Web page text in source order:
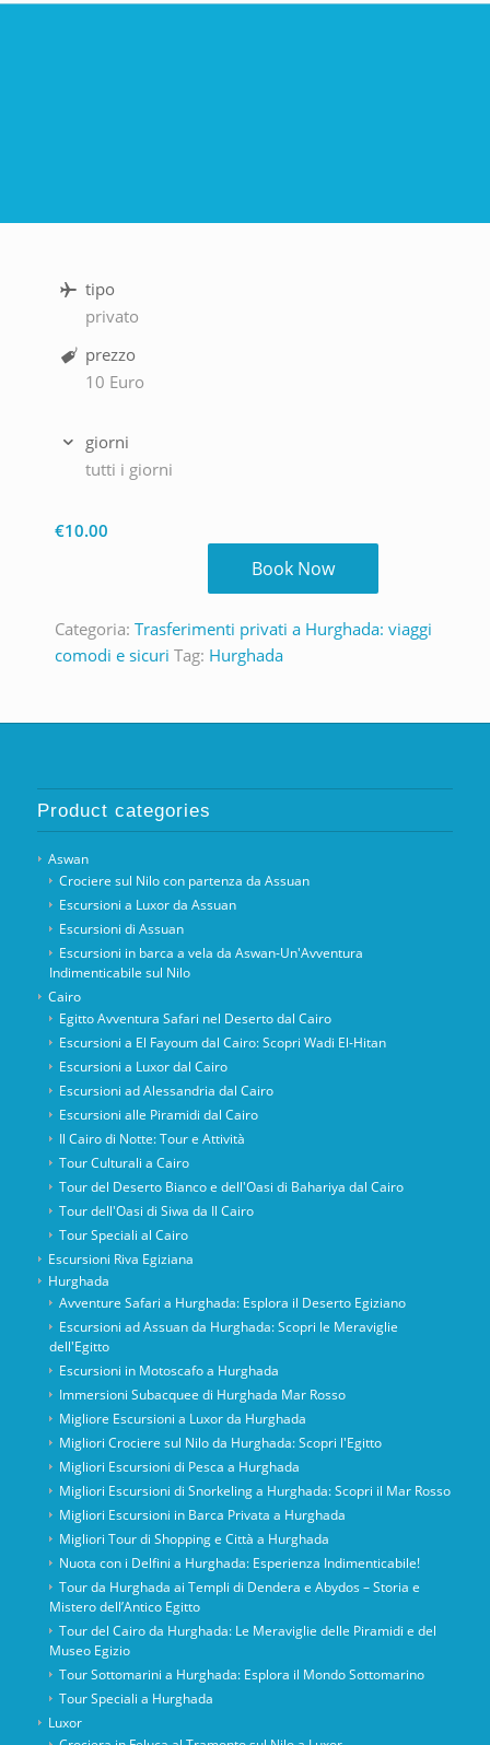
tipo
privato
prezzo
10 Euro
giorni
tutti i giorni
€10.00
Book Now
Categoria: Trasferimenti privati ​​a Hurghada: viaggi
comodi e sicuri Tag: Hurghada
Product categories
Aswan
Crociere sul Nilo con partenza da Assuan
Escursioni a Luxor da Assuan
Escursioni di Assuan
Escursioni in barca a vela da Aswan-Un'Avventura
Indimenticabile sul Nilo
Cairo
Egitto Avventura Safari nel Deserto dal Cairo
Escursioni a El Fayoum dal Cairo: Scopri Wadi El-Hitan
Escursioni a Luxor dal Cairo
Escursioni ad Alessandria dal Cairo
Escursioni alle Piramidi dal Cairo
Il Cairo di Notte: Tour e Attività
Tour Culturali a Cairo
Tour del Deserto Bianco e dell'Oasi di Bahariya dal Cairo
Tour dell'Oasi di Siwa da Il Cairo
Tour Speciali al Cairo
Escursioni Riva Egiziana
Hurghada
Avventure Safari a Hurghada: Esplora il Deserto Egiziano
Escursioni ad Assuan da Hurghada: Scopri le Meraviglie
dell'Egitto
Escursioni in Motoscafo a Hurghada
Immersioni Subacquee di Hurghada Mar Rosso
Migliore Escursioni a Luxor da Hurghada
Migliori Crociere sul Nilo da Hurghada: Scopri l'Egitto
Migliori Escursioni di Pesca a Hurghada
Migliori Escursioni di Snorkeling a Hurghada: Scopri il Mar Rosso
Migliori Escursioni in Barca Privata a Hurghada
Migliori Tour di Shopping e Città a Hurghada
Nuota con i Delfini a Hurghada: Esperienza Indimenticabile!
Tour da Hurghada ai Templi di Dendera e Abydos – Storia e
Mistero dell’Antico Egitto
Tour del Cairo da Hurghada: Le Meraviglie delle Piramidi e del
Museo Egizio
Tour Sottomarini a Hurghada: Esplora il Mondo Sottomarino
Tour Speciali a Hurghada
Luxor